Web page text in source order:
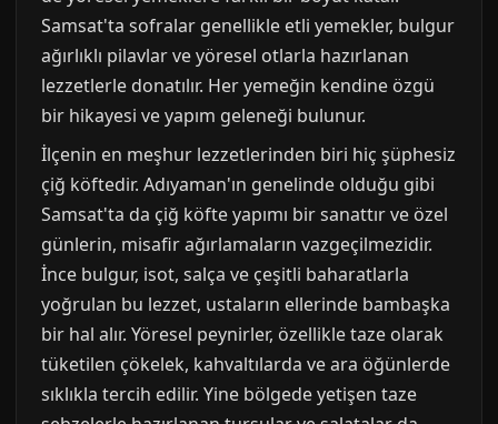
Samsat'ta sofralar genellikle etli yemekler, bulgur
ağırlıklı pilavlar ve yöresel otlarla hazırlanan
lezzetlerle donatılır. Her yemeğin kendine özgü
bir hikayesi ve yapım geleneği bulunur.
İlçenin en meşhur lezzetlerinden biri hiç şüphesiz
çiğ köftedir. Adıyaman'ın genelinde olduğu gibi
Samsat'ta da çiğ köfte yapımı bir sanattır ve özel
günlerin, misafir ağırlamaların vazgeçilmezidir.
İnce bulgur, isot, salça ve çeşitli baharatlarla
yoğrulan bu lezzet, ustaların ellerinde bambaşka
bir hal alır. Yöresel peynirler, özellikle taze olarak
tüketilen çökelek, kahvaltılarda ve ara öğünlerde
sıklıkla tercih edilir. Yine bölgede yetişen taze